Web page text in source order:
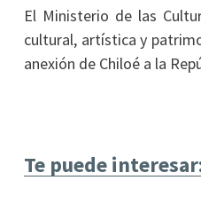
El Ministerio de las
cultural, artística y
anexión de Chiloé a la
Te puede